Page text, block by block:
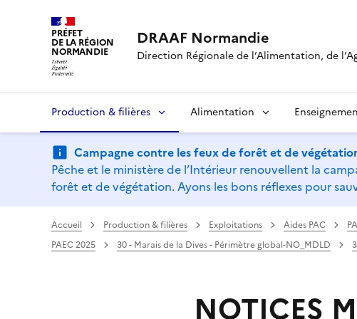
PRÉFET
DE LA RÉGION
NORMANDIE
DRAAF Normandie
Direction Régionale de l’Alimentation, de
Production & filières Alimentation
Campagne contre les feux de forêt et de
Pêche et le ministère de l’Intérieur renouvellent la
forêt et de végétation. Ayons les bons réflexes pour
Accueil Production & filières Exploitations Aides PAC
PAEC 2025
30 - Marais de la Dives - Périmètre global-NO_MDLD
NOTICES